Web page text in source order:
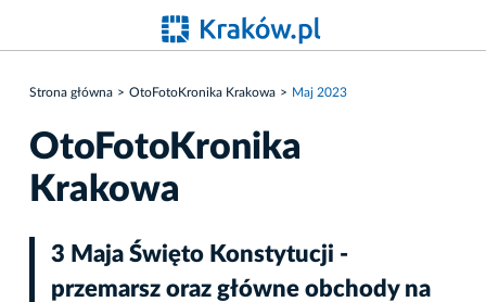
Strona główna OtoFotoKronika Krakowa Maj 2023
OtoFotoKronika
Krakowa
3 Maja Święto Konstytucji -
przemarsz oraz główne obchody na